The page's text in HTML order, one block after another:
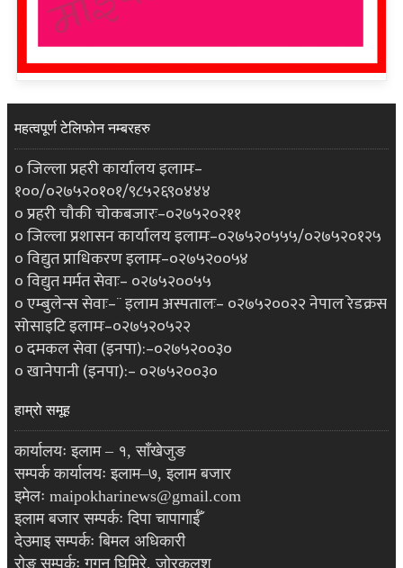
महत्वपूर्ण टेलिफोन नम्बरहरु
० जिल्ला प्रहरी कार्यालय इलामः–
१००/०२७५२०१०१/९८५२६९०४४४
० प्रहरी चौकी चोकबजारः–०२७५२०२११
० जिल्ला प्रशासन कार्यालय इलामः–०२७५२०५५५/०२७५२०१२५
० विद्युत प्राधिकरण इलामः–०२७५२००५४
० विद्युत मर्मत सेवाः– ०२७५२००५५
० एम्बुलेन्स सेवाः–¨ इलाम अस्पतालः– ०२७५२००२२ नेपाल रेडक्रस
सोसाइटि इलामः–०२७५२०५२२
० दमकल सेवा (इनपा):–०२७५२००३०
० खानेपानी (इनपा):– ०२७५२००३०
हाम्रो समूह
कार्यालयः इलाम – १, साँखेजुङ
सम्पर्क कार्यालयः इलाम–७, इलाम बजार
इमेलः maipokharinews@gmail.com
इलाम बजार सम्पर्कः दिपा चापागाईँ
देउमाइ सम्पर्कः बिमल अधिकारी
रोङ सम्पर्कः गगन घिमिरे, जोरकलश